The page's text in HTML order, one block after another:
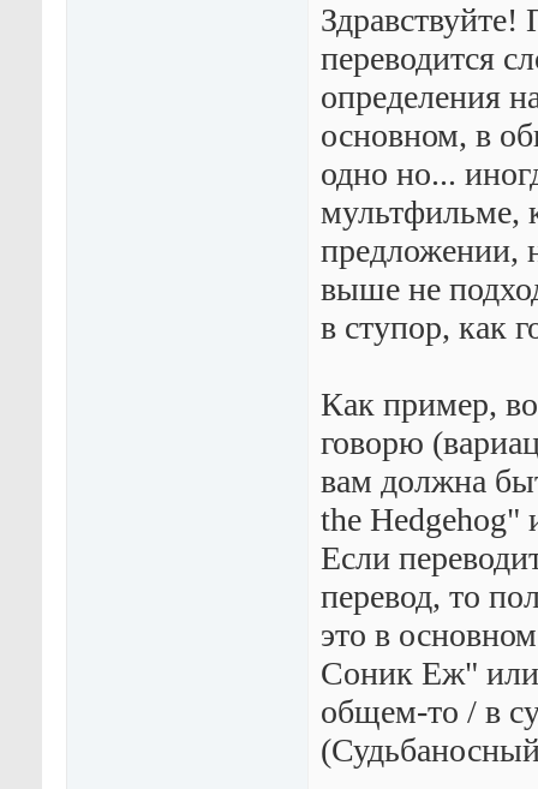
Здравствуйте!
переводится
определения
основном, в
одно но...
мультфильме,
предложении,
выше не
в ступор, как
Как пример,
говорю
вам должна
the Hedgehog"
Если
перевод, то
это в
Соник Еж"
общем-то / в